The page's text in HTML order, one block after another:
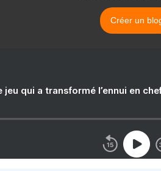
Créer un
jeu qui a transformé l’ennui en